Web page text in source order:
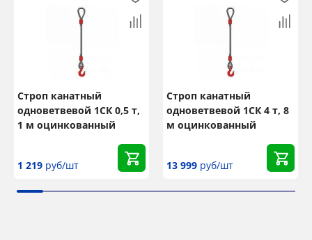
Строп канатный
одноветвевой 1СК 0,5 т,
1 м оцинкованный
1 219 руб/шт
Строп канатный
одноветвевой 1СК 4 т, 8
м оцинкованный
13 999 руб/шт